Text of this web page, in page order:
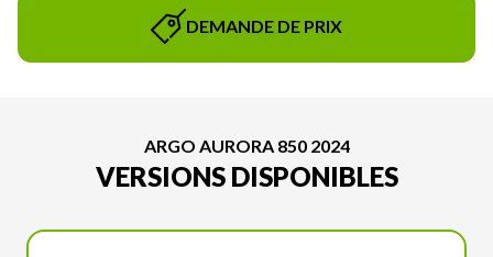
DEMANDE DE PRIX
ARGO AURORA 850 2024
VERSIONS DISPONIBLES